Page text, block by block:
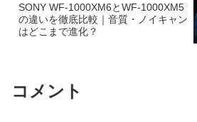
SONY WF-1000XM6とWF-1000XM5
の違いを徹底比較｜音質・ノイキャン
はどこまで進化？
コメント